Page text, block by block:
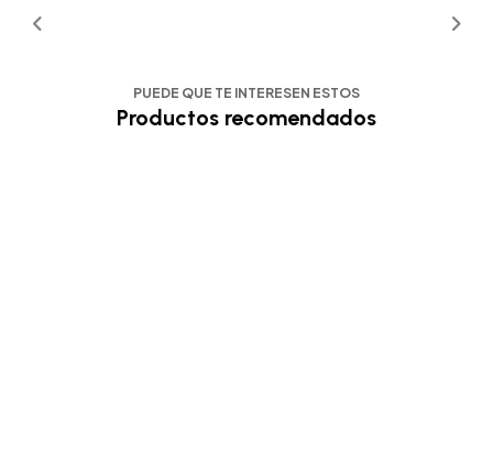
PUEDE QUE TE INTERESEN ESTOS
Productos recomendados